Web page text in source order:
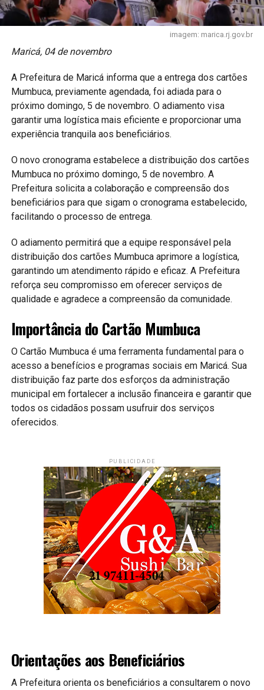
imagem: marica.rj.gov.br
Maricá, 04 de novembro
A Prefeitura de Maricá informa que a entrega dos cartões
Mumbuca, previamente agendada, foi adiada para o
próximo domingo, 5 de novembro. O adiamento visa
garantir uma logística mais eficiente e proporcionar uma
experiência tranquila aos beneficiários.
O novo cronograma estabelece a distribuição dos cartões
Mumbuca no próximo domingo, 5 de novembro. A
Prefeitura solicita a colaboração e compreensão dos
beneficiários para que sigam o cronograma estabelecido,
facilitando o processo de entrega.
O adiamento permitirá que a equipe responsável pela
distribuição dos cartões Mumbuca aprimore a logística,
garantindo um atendimento rápido e eficaz. A Prefeitura
reforça seu compromisso em oferecer serviços de
qualidade e agradece a compreensão da comunidade.
Importância do Cartão Mumbuca
O Cartão Mumbuca é uma ferramenta fundamental para o
acesso a benefícios e programas sociais em Maricá. Sua
distribuição faz parte dos esforços da administração
municipal em fortalecer a inclusão financeira e garantir que
todos os cidadãos possam usufruir dos serviços
oferecidos.
PUBLICIDADE
Orientações aos Beneficiários
A Prefeitura orienta os beneficiários a consultarem o novo